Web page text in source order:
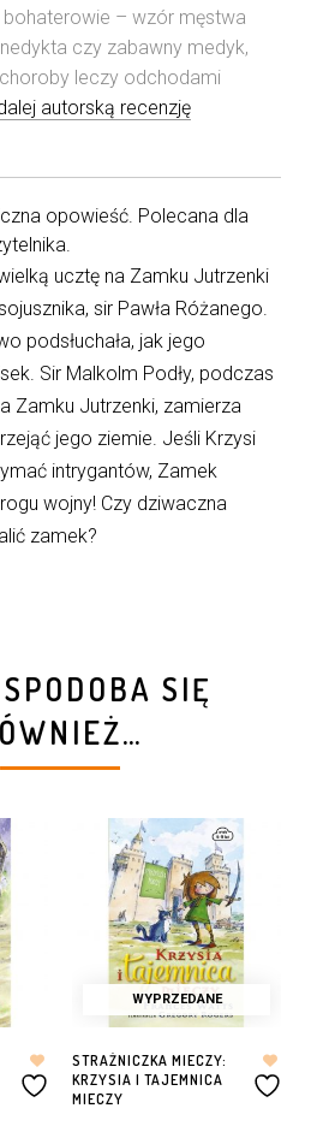
bohaterowie – wzór męstwa
czy zabawny medyk,
leczy odchodami
autorską recenzję
opowieść. Polecana dla
ucztę na Zamku Jutrzenki
sir Pawła Różanego.
podsłuchała, jak jego
Sir Malkolm Podły, podczas
Zamku Jutrzenki, zamierza
jego ziemie. Jeśli Krzysi
intrygantów, Zamek
wojny! Czy dziwaczna
zamek?
SIĘ
WYPRZEDANE
STRAŻNICZKA MIECZY:
KRZYSIA I TAJEMNICA
MIECZY